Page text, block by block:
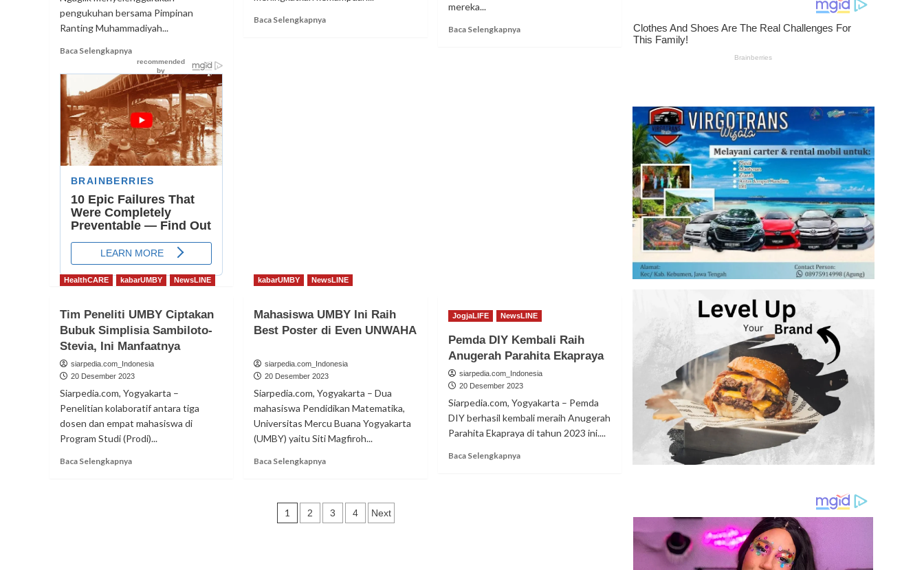
pengukuhan bersama Pimpinan
Ranting Muhammadiyah...
Baca SelengkapnyaRead
more
about
Pengukuhan
Bersama
Pimpinan
Ranting
Muhammadiyah
dan
Aisyiyah
se
Ngaglik
Baca SelengkapnyaRead
mereka...
Baca SelengkapnyaRead
HealthCARE kabarUMBY NewsLINE
Tim Peneliti UMBY Ciptakan
Bubuk Simplisia Sambiloto-
Stevia, Ini Manfaatnya
siarpedia.com_Indonesia
20 Desember 2023
Siarpedia.com, Yogyakarta –
Penelitian kolaboratif antara tiga
dosen dan empat mahasiswa di
Program Studi (Prodi)...
Baca SelengkapnyaRead
kabarUMBY NewsLINE
Mahasiswa UMBY Ini Raih
Best Poster di Even UNWAHA
siarpedia.com_Indonesia
20 Desember 2023
Siarpedia.com, Yogyakarta – Dua
mahasiswa Pendidikan Matematika,
Universitas Mercu Buana Yogyakarta
(UMBY) yaitu Siti Magfiroh...
Baca SelengkapnyaRead
UMBY
Ini
JogjaLIFE NewsLINE
Pemda DIY Kembali Raih
Anugerah Parahita Ekapraya
siarpedia.com_Indonesia
20 Desember 2023
Siarpedia.com, Yogyakarta – Pemda
DIY berhasil kembali meraih Anugerah
Parahita Ekapraya di tahun 2023 ini....
Baca SelengkapnyaRead
Paginasi
1 2 3 4 Next